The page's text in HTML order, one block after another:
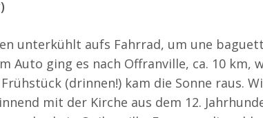
unterkühlt aufs Fahrrad, um une
Auto ging es nach Offranville, ca. 10 km,
(drinnen!) kam die Sonne raus.
mit der Kirche aus dem 12.